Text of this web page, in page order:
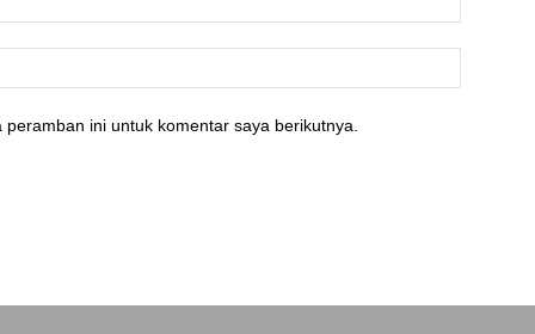
ini untuk komentar saya berikutnya.